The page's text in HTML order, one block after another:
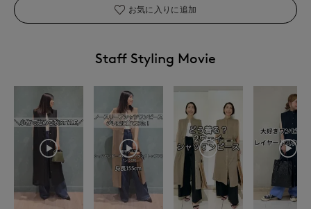
お気に入りに追加
Staff Styling Movie